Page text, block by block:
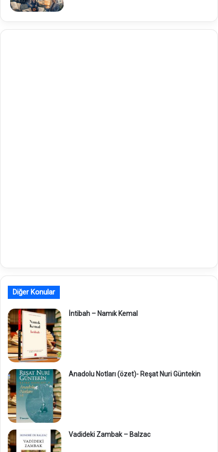
Diğer Konular
İntibah – Namık Kemal
Anadolu Notları (özet)- Reşat Nuri Güntekin
Vadideki Zambak – Balzac